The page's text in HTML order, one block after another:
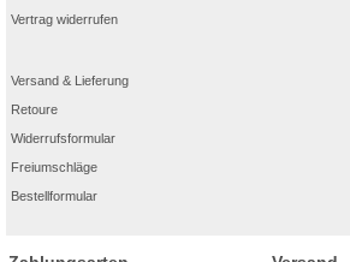
Vertrag widerrufen
Versand & Lieferung
Retoure
Widerrufsformular
Freiumschläge
Bestellformular